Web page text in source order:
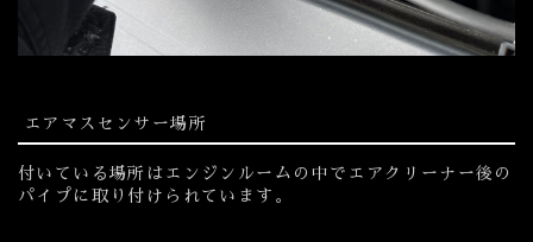
エアマスセンサー場所
付いている場所はエンジンルームの中でエアクリーナー後の
パイプに取り付けられています。